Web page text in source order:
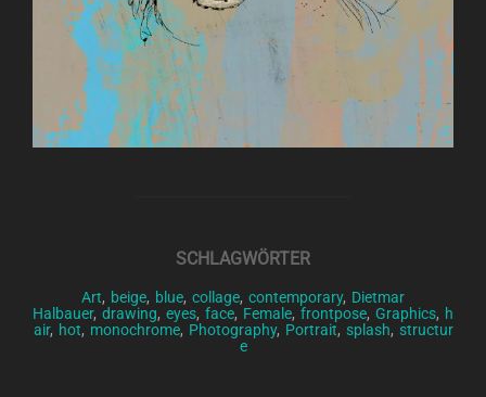
SCHLAGWÖRTER
Art, beige, blue, collage, contemporary, Dietmar
Halbauer, drawing, eyes, face, Female, frontpose, Graphics, h
air, hot, monochrome, Photography, Portrait, splash, structur
e